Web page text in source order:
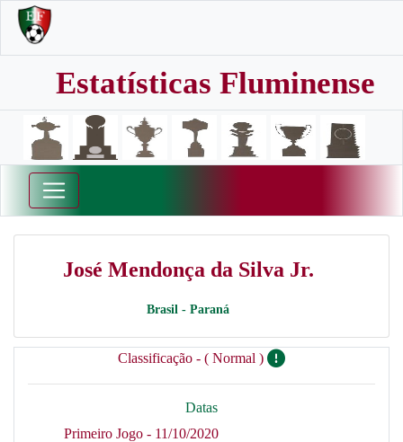
Estatísticas Fluminense
José Mendonça da Silva Jr.
Brasil - Paraná
Classificação - ( Normal )
Datas
Primeiro Jogo - 11/10/2020